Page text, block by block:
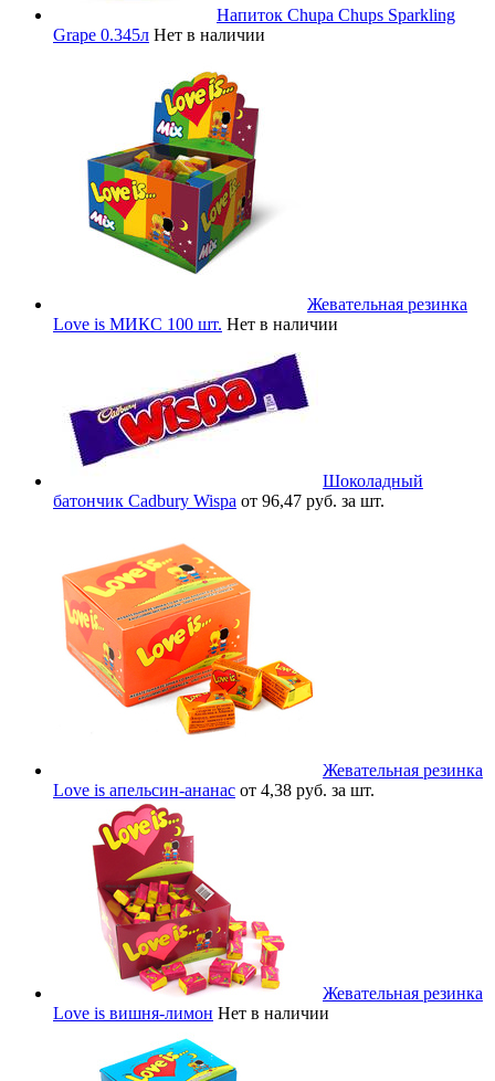
Напиток Chupa Chups Sparkling
Grape 0.345л Нет в наличии
Жевательная резинка
Love is МИКС 100 шт. Нет в наличии
Шоколадный
батончик Cadbury Wispa от 96,47 руб. за шт.
Жевательная резинка
Love is апельсин-ананас от 4,38 руб. за шт.
Жевательная резинка
Love is вишня-лимон Нет в наличии